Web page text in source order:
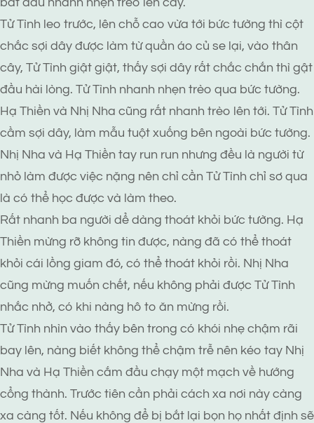
Tử Tình leo trước, lên chỗ cao vừa tới bức tường thì cột
chắc sợi dây được làm từ quần áo củ se lại, vào thân
cây, Tử Tình giật giật, thấy sợi dây rất chắc chắn thì gật
đầu hài lòng. Tử Tình nhanh nhẹn trèo qua bức tường.
Hạ Thiền và Nhị Nha cũng rất nhanh trèo lên tới. Tử Tình
cầm sợi dây, làm mẫu tuột xuống bên ngoài bức tường.
Nhị Nha và Hạ Thiền tay run run nhưng đều là người từ
nhỏ làm được việc nặng nên chỉ cần Tử Tình chỉ sơ qua
là có thể học được và làm theo.
Rất nhanh ba người dể dàng thoát khỏi bức tường. Hạ
Thiền mừng rỡ không tin được, nàng đã có thể thoát
khỏi cái lồng giam đó, có thể thoát khỏi rồi. Nhị Nha
cũng mừng muốn chết, nếu không phải được Tử Tình
nhắc nhở, có khi nàng hô to ăn mừng rồi.
Tử Tình nhìn vào thấy bên trong có khói nhẹ chậm rãi
bay lên, nàng biết không thể chậm trễ nên kéo tay Nhị
Nha và Hạ Thiền cắm đầu chạy một mạch về hướng
cổng thành. Trước tiên cần phải cách xa nơi này càng
xa càng tốt. Nếu không để bị bắt lại bọn họ nhất định sẽ